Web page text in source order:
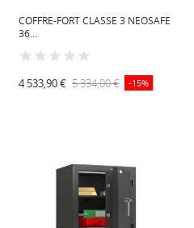
COFFRE-FORT CLASSE 3 NEOSAFE
36...
4 533,90 € 5 334,00 € -15%